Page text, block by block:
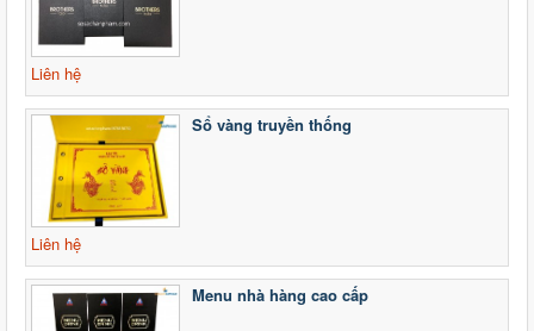
Liên hệ
Sổ vàng truyền thống
Liên hệ
Menu nhà hàng cao cấp